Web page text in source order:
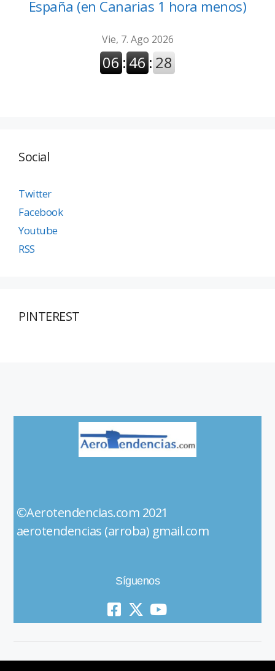
España (en Canarias 1 hora menos)
Social
Twitter
Facebook
Youtube
RSS
PINTEREST
©Aerotendencias.com 2021
aerotendencias (arroba) gmail.com
Síguenos